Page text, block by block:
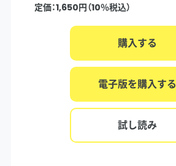
定価：1,650円（10％税込）
購入する
電子版を購入する
試し読み